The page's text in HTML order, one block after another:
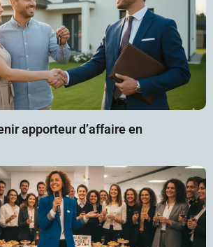
apporteur d’affaire en